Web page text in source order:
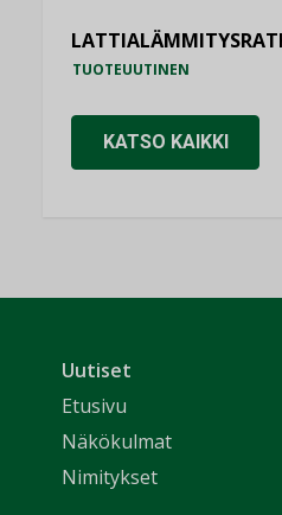
TUOTEUUTINEN
KATSO KAIKKI
Uutiset
Etusivu
Näkökulmat
Nimitykset